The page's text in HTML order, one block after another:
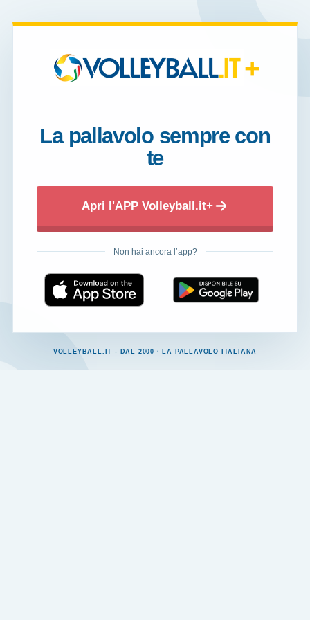
+
La pallavolo sempre con
te
Apri l'APP Volleyball.it+
Non hai ancora l’app?
VOLLEYBALL.IT - DAL 2000 · LA PALLAVOLO ITALIANA